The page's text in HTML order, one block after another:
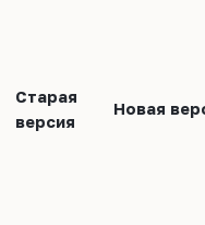
Старая
версия
Новая